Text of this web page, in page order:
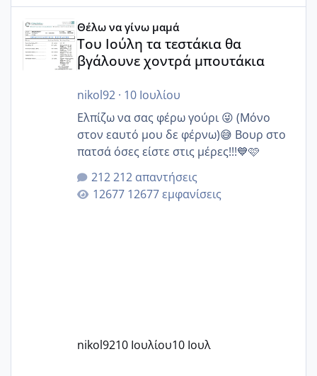
Θέλω να γίνω μαμά
Του Ιούλη τα τεστάκια θα
βγάλουνε χοντρά μπουτάκια
nikol92· 10 Ιουλίου
Ελπίζω να σας φέρω γούρι 😜 (Μόνο
στον εαυτό μου δε φέρνω)😅 Βουρ στο
πατσά όσες είστε στις μέρες!!!💙🩷
212 απαντήσεις
12677 εμφανίσεις
nikol9210 Ιουλίου10 Ιουλ